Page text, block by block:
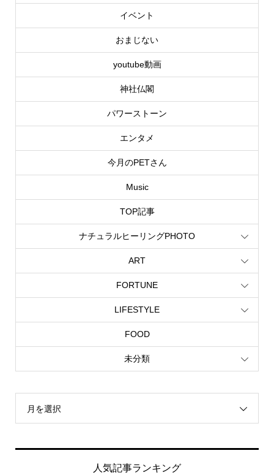
イベント
おまじない
youtube動画
神社仏閣
パワーストーン
エンタメ
今月のPETさん
Music
TOP記事
ナチュラルヒーリングPHOTO
ART
FORTUNE
LIFESTYLE
FOOD
未分類
月を選択
人気記事ランキング